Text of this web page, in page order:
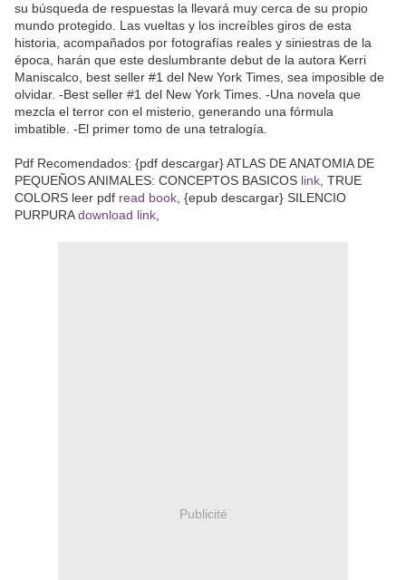
su búsqueda de respuestas la llevará muy cerca de su propio
mundo protegido. Las vueltas y los increíbles giros de esta
historia, acompañados por fotografías reales y siniestras de la
época, harán que este deslumbrante debut de la autora Kerri
Maniscalco, best seller #1 del New York Times, sea imposible de
olvidar. -Best seller #1 del New York Times. -Una novela que
mezcla el terror con el misterio, generando una fórmula
imbatible. -El primer tomo de una tetralogía.
Pdf Recomendados: {pdf descargar} ATLAS DE ANATOMIA DE
PEQUEÑOS ANIMALES: CONCEPTOS BASICOS link, TRUE
COLORS leer pdf read book, {epub descargar} SILENCIO
PURPURAdownload link,
Publicité